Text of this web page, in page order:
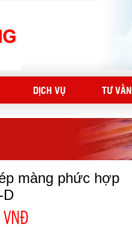
DỊCH VỤ TƯ VẤN
màng phức hợp
D